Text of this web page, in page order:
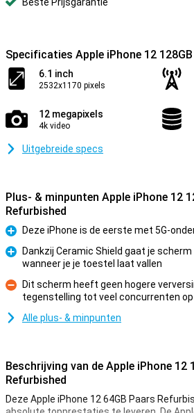
Specificaties Apple iPhone 12
6.1 inch
2532x1170 pixels
12 megapixels
4k video
Uitgebreide specs
Plus- & minpunten Apple iPhone 12
Refurbished
Pluspunt
Deze iPhone is de eerste met 5G-
Pluspunt
Dankzij Ceramic Shield gaat je
wanneer je je toestel laat vallen
Minpunt
Dit scherm heeft geen hogere
tegenstelling tot veel concurrenten op
Alle plus- & minpunten
Beschrijving van de Apple iPhone 12
Refurbished
Deze Apple iPhone 12 64GB Paars